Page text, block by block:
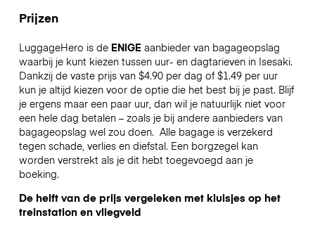
Prijzen
LuggageHero is de ENIGEaanbieder van bagageopslag
waarbij je kunt kiezen tussen uur- en dagtarieven in Isesaki.
Dankzij de vaste prijs van $4.90 per dag of $1.49 per uur
kun je altijd kiezen voor de optie die het best bij je past. Blijf
je ergens maar een paar uur, dan wil je natuurlijk niet voor
een hele dag betalen – zoals je bij andere aanbieders van
bagageopslag wel zou doen. Alle bagage is verzekerd
tegen schade, verlies en diefstal. Een borgzegel kan
worden verstrekt als je dit hebt toegevoegd aan je
boeking.
De helft van de prijs vergeleken met kluisjes op het
treinstation en vliegveld